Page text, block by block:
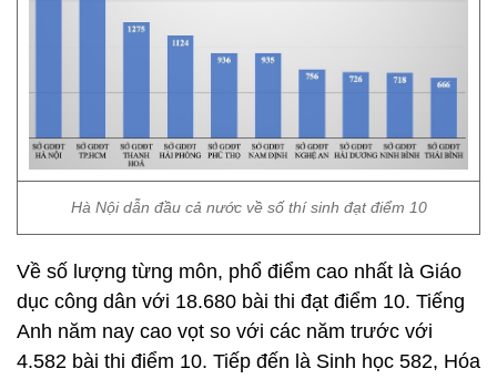
Hà Nội dẫn đầu cả nước về số thí sinh đạt điểm 10
Về số lượng từng môn, phổ điểm cao nhất là Giáo
dục công dân với 18.680 bài thi đạt điểm 10. Tiếng
Anh năm nay cao vọt so với các năm trước với
4.582 bài thi điểm 10. Tiếp đến là Sinh học 582, Hóa